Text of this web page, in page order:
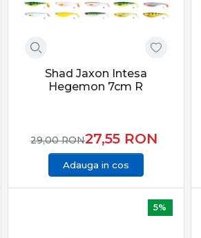
Shad Jaxon Intesa
Hegemon 7cm R
27,55 RON
29,00RON
Adauga in cos
5%